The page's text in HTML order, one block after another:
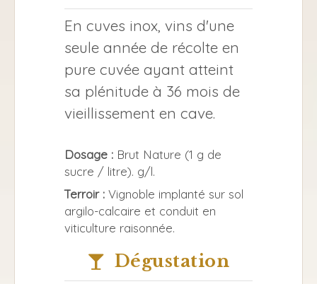
En cuves inox, vins d'une
seule année de récolte en
pure cuvée ayant atteint
sa plénitude à 36 mois de
vieillissement en cave.
Dosage : Brut Nature (1 g de
sucre / litre). g/l.
Terroir : Vignoble implanté sur sol
argilo-calcaire et conduit en
viticulture raisonnée.
Dégustation